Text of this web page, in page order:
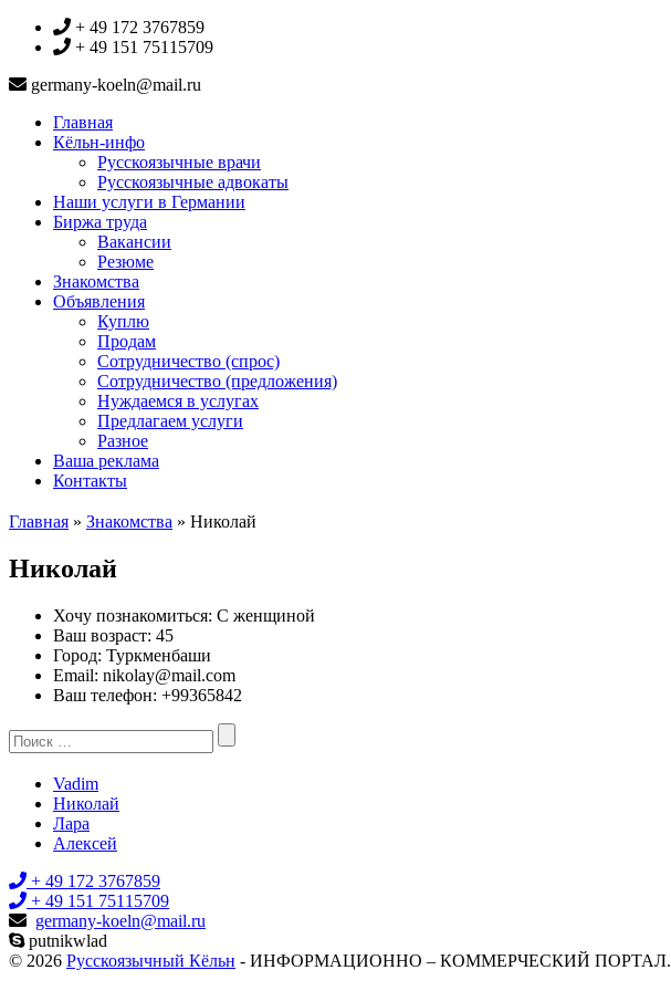
+ 49 172 3767859
+ 49 151 75115709
germany-koeln@mail.ru
Главная
Кёльн-инфо
Русскоязычные врачи
Русскоязычные адвокаты
Наши услуги в Германии
Биржа труда
Вакансии
Резюме
Знакомства
Объявления
Куплю
Продам
Сотрудничество (спрос)
Сотрудничество (предложения)
Нуждаемся в услугах
Предлагаем услуги
Разное
Ваша реклама
Контакты
Главная » Знакомства » Николай
Николай
Хочу познакомиться: С женщиной
Ваш возраст: 45
Город: Туркменбаши
Email: nikolay@mail.com
Ваш телефон: +99365842
Search
for:
Vadim
Николай
Лара
Алексей
+ 49 172 3767859
+ 49 151 75115709
germany-koeln@mail.ru
putnikwlad
© 2026 Русскоязычный Кёльн - ИНФОРМАЦИОННО – КОММЕРЧЕСКИЙ ПОРТАЛ.